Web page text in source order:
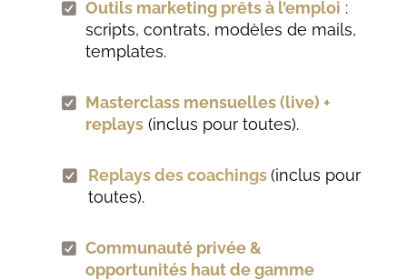
Outils marketing prêts à l’emploi :
scripts, contrats, modèles de mails,
templates.
Masterclass mensuelles (live) +
replays (inclus pour toutes).
Replays des coachings (inclus pour
toutes).
Communauté privée &
opportunités haut de gamme